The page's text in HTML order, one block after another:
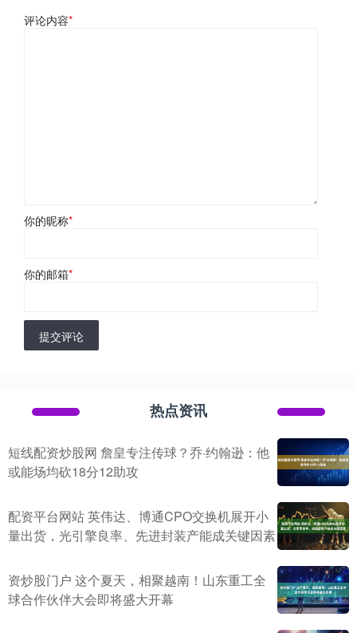
评论内容*
你的昵称*
你的邮箱*
提交评论
热点资讯
短线配资炒股网 詹皇专注传球？乔·约翰逊：他
或能场均砍18分12助攻
配资平台网站 英伟达、博通CPO交换机展开小
量出货，光引擎良率、先进封装产能成关键因素
资炒股门户 这个夏天，相聚越南！山东重工全
球合作伙伴大会即将盛大开幕